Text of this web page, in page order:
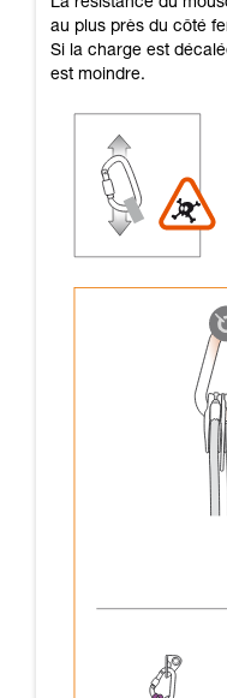
La résistance du
au plus près du côté
Si la charge est
est moindre.